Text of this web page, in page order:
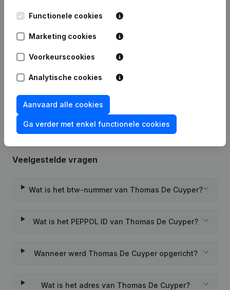
Datum Publicatie
Rubriek Oprichting (Nieuwe
enz...)
Veelgestelde vragen
Wat is het btw-nummer van Thomas De Cuyper?
Wat is het PEPPOL ID van Thomas De Cuyper?
Wanneer werd Thomas De Cuyper opgericht?
Wat is het adres van Thomas De Cuyper?
Functionele cookies
Marketing cookies
Voorkeurscookies
Analytische cookies
Aanvaard alle cookies
Ga verder met enkel functionele cookies